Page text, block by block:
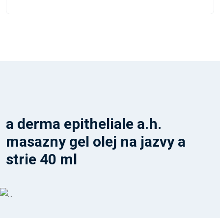
a derma epitheliale a.h.
masazny gel olej na jazvy a
strie 40 ml